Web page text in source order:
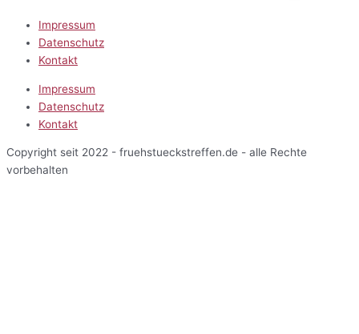
Impressum
Datenschutz
Kontakt
Impressum
Datenschutz
Kontakt
Copyright seit 2022 - fruehstueckstreffen.de - alle Rechte
vorbehalten